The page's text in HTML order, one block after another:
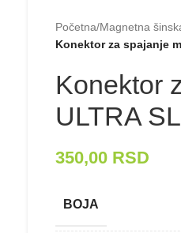
Početna/Magnetna
Konektor za spajanje
Konektor
ULTRA
350,00 RSD
BOJA